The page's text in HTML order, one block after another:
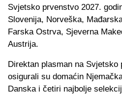
Svjetsko prvenstvo 2027.
Slovenija, Norveška,
Farska Ostrva, Sjeverna
Austrija.
Direktan plasman na Svjetsko
osigurali su domaćin
Danska i četiri najbolje